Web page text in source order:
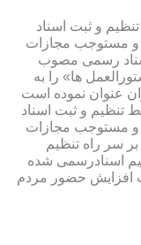
تنظیم و ثبت اسناد
و مستوجب مجازات
نامه دفاتر اسناد رسمی مصوب
ها» را به
عنوان نموده است
تنظیم و ثبت اسناد
و مستوجب مجازات
سر راه تنظیم
اسنادرسمی شده
افزایش حضور مردم